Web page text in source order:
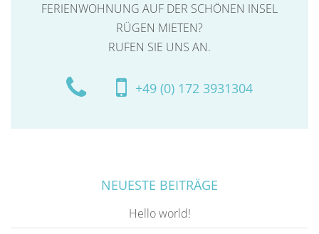
FERIENWOHNUNG AUF DER SCHÖNEN INSEL
RÜGEN MIETEN?
RUFEN SIE UNS AN.
+49 (0) 172 3931304
NEUESTE BEITRÄGE
Hello world!